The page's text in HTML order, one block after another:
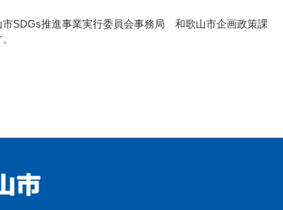
市SDGs推進事業実行委員会事務局 和歌山市企画政策課